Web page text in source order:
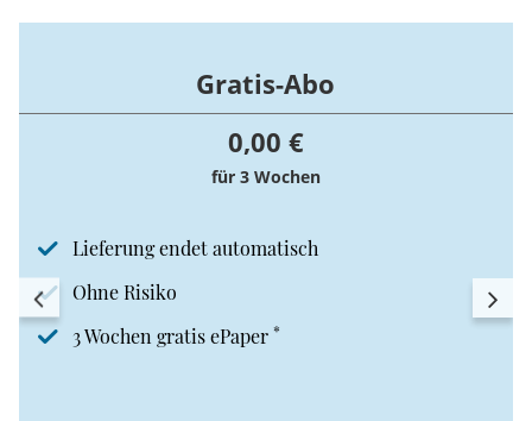
Gratis-Abo
0,00 €
für 3 Wochen
Lieferung endet automatisch
Ohne Risiko
3 Wochen gratis ePaper *